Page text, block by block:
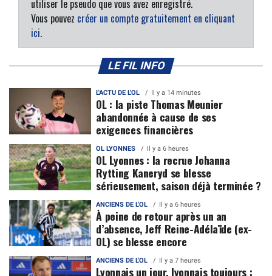
utiliser le pseudo que vous avez enregistré.
Vous pouvez créer un compte gratuitement en cliquant
ici.
LE FIL INFO
L'ACTU DE L'OL Il y a 14 minutes
OL : la piste Thomas Meunier
abandonnée à cause de ses
exigences financières
OL LYONNES Il y a 6 heures
OL Lyonnes : la recrue Johanna
Rytting Kaneryd se blesse
sérieusement, saison déjà terminée ?
ANCIENS DE L'OL Il y a 6 heures
À peine de retour après un an
d’absence, Jeff Reine-Adélaïde (ex-
OL) se blesse encore
ANCIENS DE L'OL Il y a 7 heures
Lyonnais un jour, lyonnais toujours :